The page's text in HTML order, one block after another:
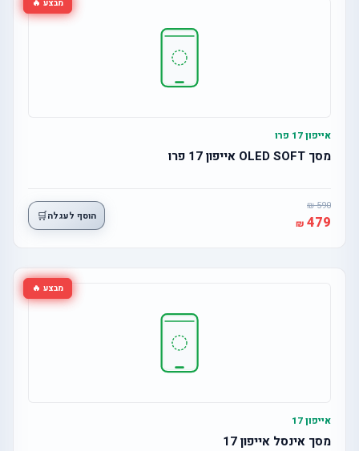
מבצע 🔥
אייפון 17 פרו
מסך OLED SOFT אייפון 17 פרו
590
479 הוסף לעגלה🛒
מבצע 🔥
אייפון 17
מסך אינסל אייפון 17